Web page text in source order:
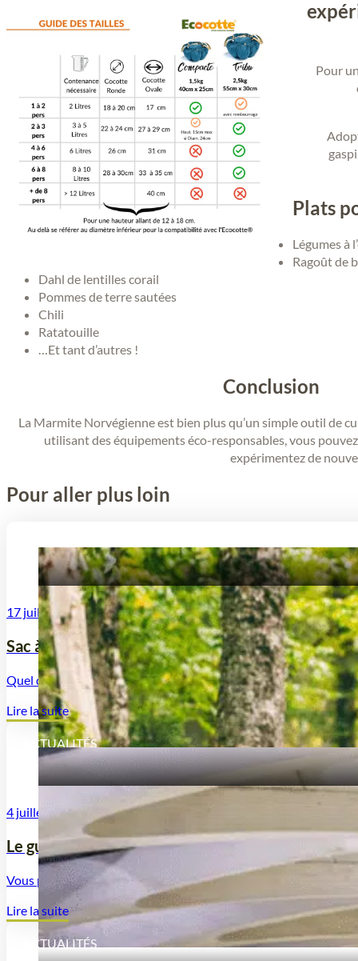
Pour
Plats
Légumes à
Ragoût de
Dahl de lentilles corail
Pommes de terre sautées
Chili
Ratatouille
…Et tant d’autres !
Conclusion
La Marmite Norvégienne est bien plus qu’un simple outil de
utilisant des équipements éco-responsables, vous
expérimentez de
Pour aller plus loin
17 juillet 2025
Sac à dos de trek pour femme : comment choisir
Quel que soit le style de randonnée que vous choisissez, qu’il
Lire la suite
ACTUALITÉS
4 juillet 2025
Le guide du sac à dos cabine idéal
Vous préparez un voyage et vous hésitez entre une valise
Lire la suite
ACTUALITÉS